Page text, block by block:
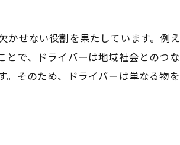
同士の情報共有とルート改善
慮した効率的な配送計画
のサービスの提供とその魅力
がもたらす日々の満足感
せない役割を果たしています。例
で、ドライバーは地域社会とのつ
そのため、ドライバーは単なる物